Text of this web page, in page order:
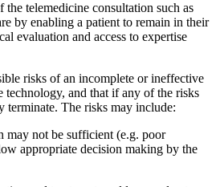
the telemedicine consultation such as
by enabling a patient to remain in their
evaluation and access to expertise
risks of an incomplete or ineffective
technology, and that if any of the risks
terminate. The risks may include:
may not be sufficient (e.g. poor
appropriate decision making by the